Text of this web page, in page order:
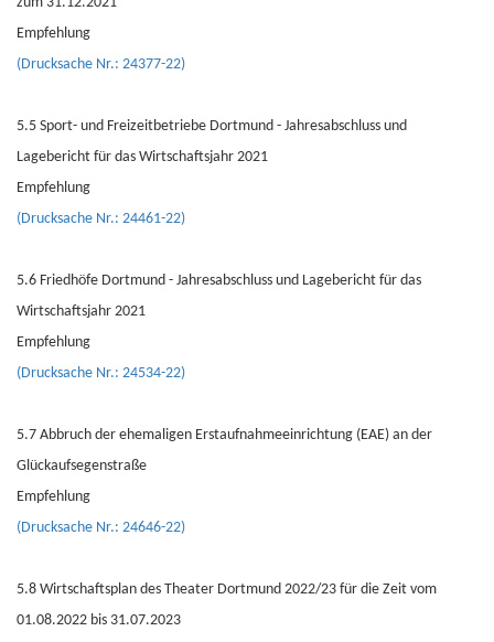
Empfehlung
(Drucksache Nr.: 24377-22)
5.5 Sport- und Freizeitbetriebe Dortmund - Jahresabschluss und
Lagebericht für das Wirtschaftsjahr 2021
Empfehlung
(Drucksache Nr.: 24461-22)
5.6 Friedhöfe Dortmund - Jahresabschluss und Lagebericht für das
Wirtschaftsjahr 2021
Empfehlung
(Drucksache Nr.: 24534-22)
5.7 Abbruch der ehemaligen Erstaufnahmeeinrichtung (EAE) an der
Glückaufsegenstraße
Empfehlung
(Drucksache Nr.: 24646-22)
5.8 Wirtschaftsplan des Theater Dortmund 2022/23 für die Zeit vom
01.08.2022 bis 31.07.2023